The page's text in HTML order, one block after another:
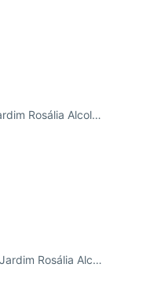
R. Pedro Theodoro de Almeida, Jardim Rosália Alcolea
R. Coronel Paulo Foot Guimarães, Jardim Rosália Alcolea